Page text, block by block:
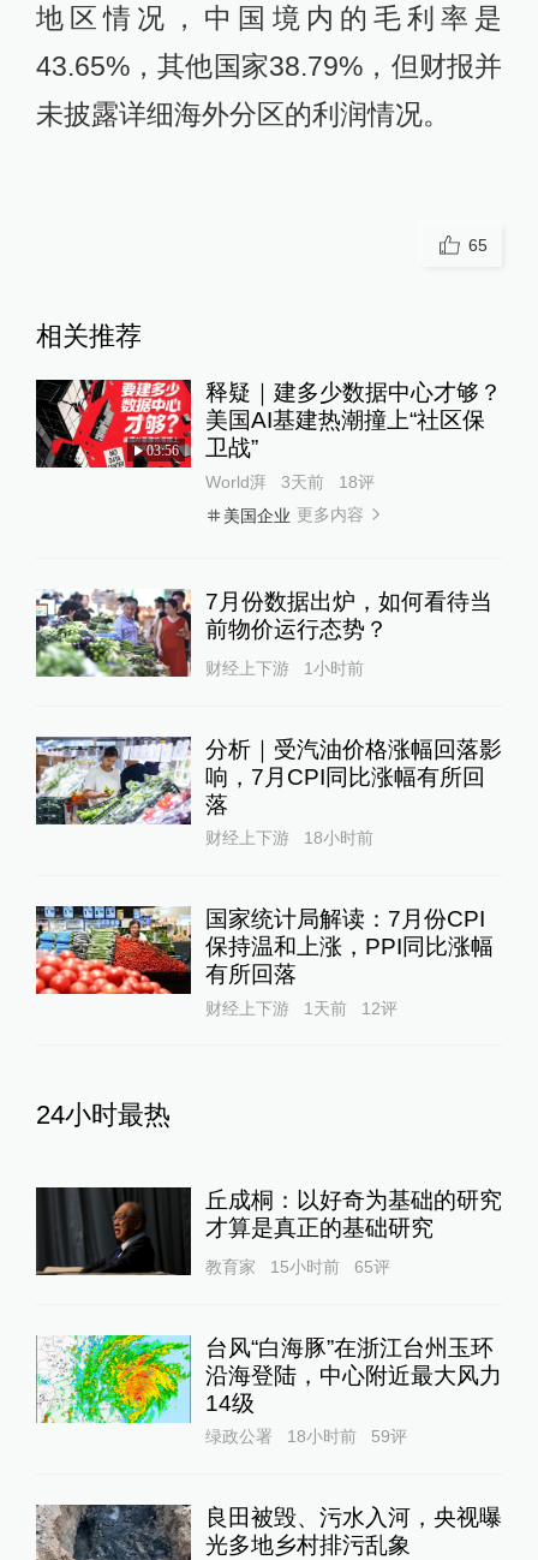
地区情况，中国境内的毛利率是
43.65%，其他国家38.79%，但财报并
未披露详细海外分区的利润情况。
65
相关推荐
03:56
释疑｜建多少数据中心才够？
美国AI基建热潮撞上“社区保
卫战”
World湃 3天前 18评
美国企业 更多内容
7月份数据出炉，如何看待当
前物价运行态势？
财经上下游 1小时前
分析｜受汽油价格涨幅回落影
响，7月CPI同比涨幅有所回
落
财经上下游 18小时前
国家统计局解读：7月份CPI
保持温和上涨，PPI同比涨幅
有所回落
财经上下游 1天前 12评
24小时最热
丘成桐：以好奇为基础的研究
才算是真正的基础研究
教育家 15小时前 65评
台风“白海豚”在浙江台州玉环
沿海登陆，中心附近最大风力
14级
绿政公署 18小时前 59评
良田被毁、污水入河，央视曝
光多地乡村排污乱象